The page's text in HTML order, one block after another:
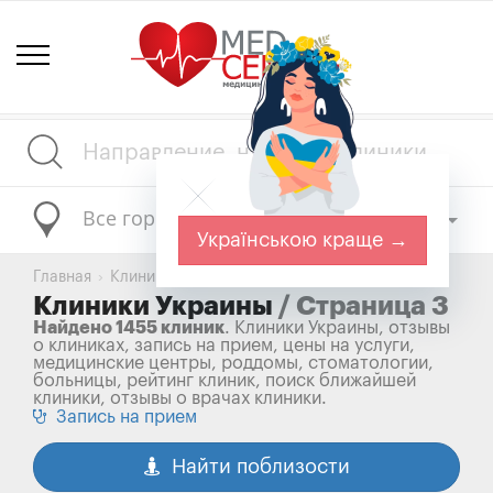
Все города
Главная Клиники Украины
Клиники Украины / Страница 3
Найдено 1455 клиник. Клиники Украины, отзывы
о клиниках, запись на прием, цены на услуги,
медицинские центры, роддомы, стоматологии,
больницы, рейтинг клиник, поиск ближайшей
клиники, отзывы о врачах клиники.
Запись на прием
Найти поблизости
Українською краще →